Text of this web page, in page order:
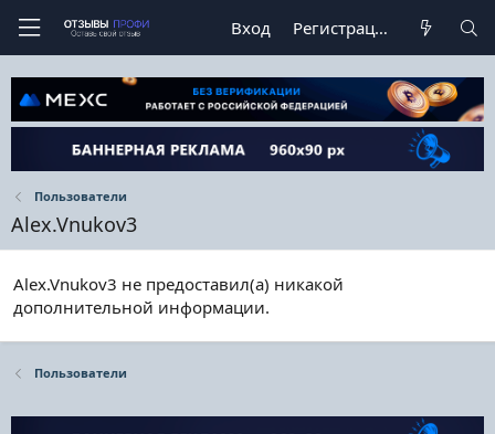
Вход Регистрация
Пользователи
Alex.Vnukov3
Alex.Vnukov3 не предоставил(а) никакой
дополнительной информации.
Пользователи